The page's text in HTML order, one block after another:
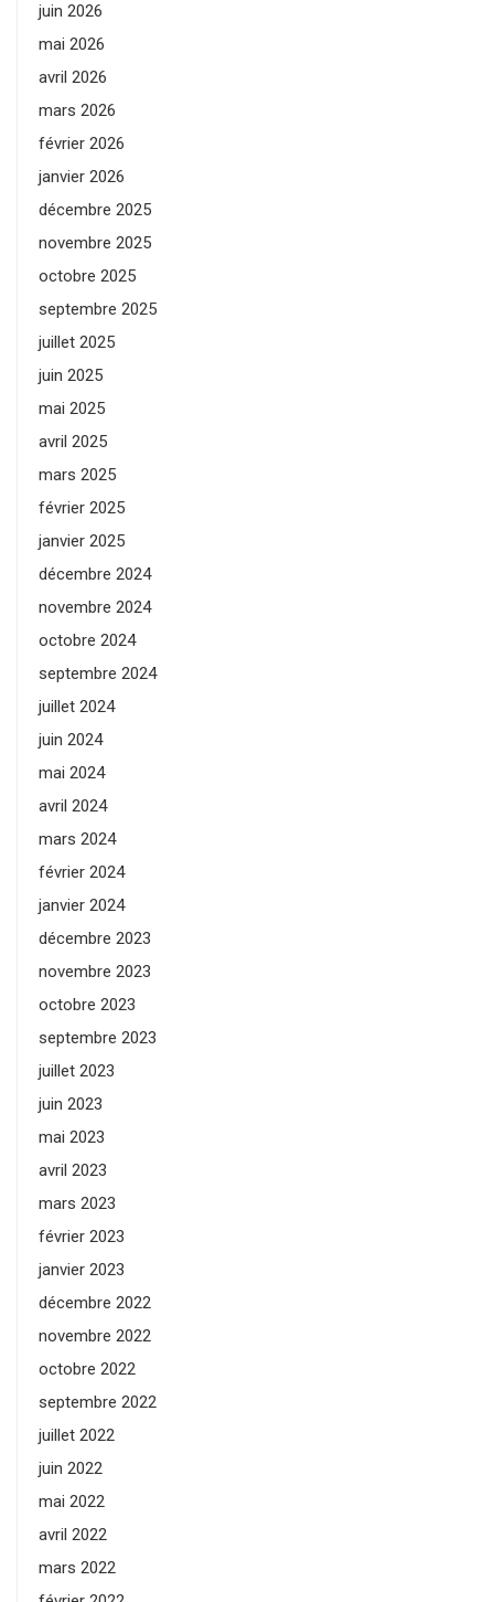
juin 2026
mai 2026
avril 2026
mars 2026
février 2026
janvier 2026
décembre 2025
novembre 2025
octobre 2025
septembre 2025
juillet 2025
juin 2025
mai 2025
avril 2025
mars 2025
février 2025
janvier 2025
décembre 2024
novembre 2024
octobre 2024
septembre 2024
juillet 2024
juin 2024
mai 2024
avril 2024
mars 2024
février 2024
janvier 2024
décembre 2023
novembre 2023
octobre 2023
septembre 2023
juillet 2023
juin 2023
mai 2023
avril 2023
mars 2023
février 2023
janvier 2023
décembre 2022
novembre 2022
octobre 2022
septembre 2022
juillet 2022
juin 2022
mai 2022
avril 2022
mars 2022